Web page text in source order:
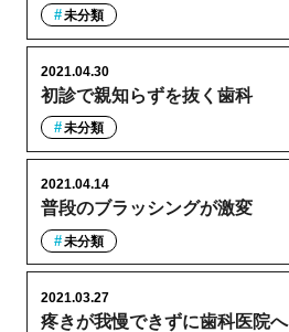
未分類
初診で親知らずを抜く歯科
2021.04.30
未分類
普段のブラッシングが激変
2021.04.14
未分類
疼きが我慢できずに歯科医院へ
2021.03.27